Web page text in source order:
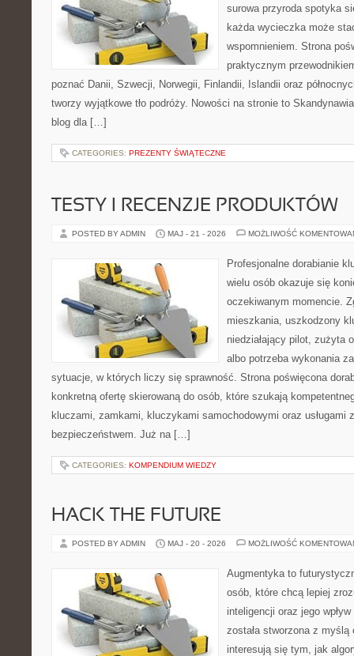
surowa przyroda spotyka
każda wycieczka może
wspomnieniem. Strona
praktycznym
poznać Danii, Szwecji, Norwegii, Finlandii, Islandii oraz
tworzy wyjątkowe tło podróży. Nowości na stronie to
blog dla […]
CATEGORIES: PREZENTY ŚWIĄTECZNE
TESTY I RECENZJE PRODUKTÓW
POSTED BY ADMIN MAJ - 21 - 2026 MOŻLIWOŚĆ
Profesjonalne dorabianie
wielu osób okazuje się
oczekiwanym momencie.
mieszkania, uszkodzony
niedziałający pilot, zużyta
albo potrzeba wykonania
sytuacje, w których liczy się sprawność. Strona poświęcona
konkretną ofertę skierowaną do osób, które szukają
kluczami, zamkami, kluczykami samochodowymi oraz usługami
bezpieczeństwem. Już na […]
CATEGORIES: KOMPENDIUM WIEDZY
HACK THE FUTURE
POSTED BY ADMIN MAJ - 20 - 2026 MOŻLIWOŚĆ
Augmentyka to
osób, które chcą lepiej
inteligencji oraz jego
została stworzona z
interesują się tym, jak